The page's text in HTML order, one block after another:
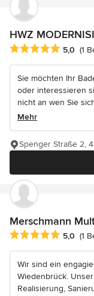
HWZ
Durchschnittliche
5,0 (1
Sie möchten Ihr
oder interessieren
nicht an wen Sie
Mehr
Spenger Straße 2,
Merschmann
Durchschnittliche
5,0 (1
Wir sind ein
Wiedenbrück.
Realisierung,